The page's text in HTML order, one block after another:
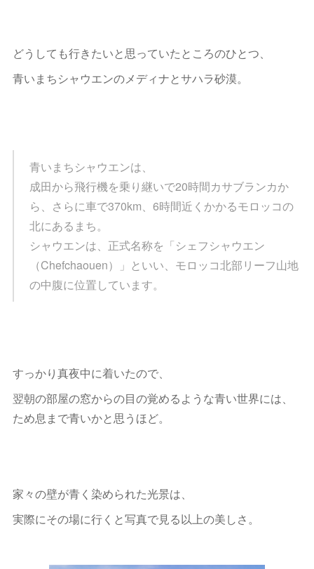
どうしても行きたいと思っていたところのひとつ、
青いまちシャウエンのメディナとサハラ砂漠。
青いまちシャウエンは、
成田から飛行機を乗り継いで20時間カサブランカか
ら、さらに車で370km、6時間近くかかるモロッコの
北にあるまち。
シャウエンは、正式名称を「シェフシャウエン
（Chefchaouen）」といい、モロッコ北部リーフ山地
の中腹に位置しています。
すっかり真夜中に着いたので、
翌朝の部屋の窓からの目の覚めるような青い世界には、
ため息まで青いかと思うほど。
家々の壁が青く染められた光景は、
実際にその場に行くと写真で見る以上の美しさ。